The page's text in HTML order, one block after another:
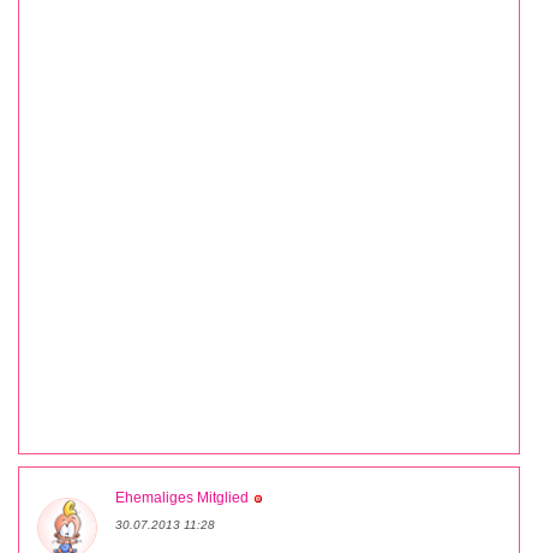
Ehemaliges Mitglied
30.07.2013 11:28